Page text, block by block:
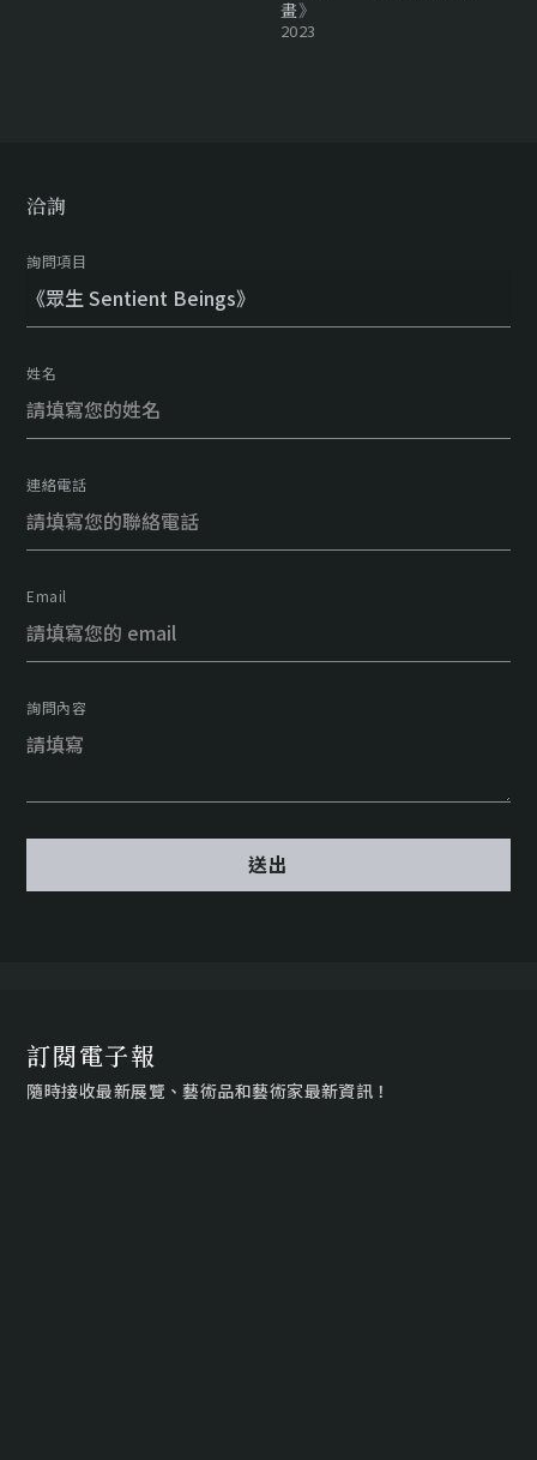
畫》
2023
洽詢
詢問項目
姓名
連絡電話
Email
詢問內容
訂閱電子報
隨時接收最新展覽、藝術品和藝術家最新資訊！